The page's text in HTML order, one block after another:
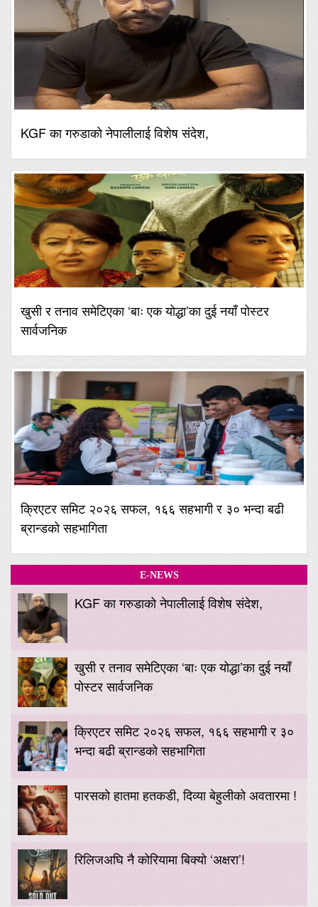
KGF का गरुडाको नेपालीलाई विशेष संदेश,
खुसी र तनाव समेटिएका ‘बाः एक योद्धा’का दुई नयाँ पोस्टर
सार्वजनिक
क्रिएटर समिट २०२६ सफल, १६६ सहभागी र ३० भन्दा बढी
ब्रान्डको सहभागिता
E-NEWS
KGF का गरुडाको नेपालीलाई विशेष संदेश,
खुसी र तनाव समेटिएका ‘बाः एक योद्धा’का दुई नयाँ
पोस्टर सार्वजनिक
क्रिएटर समिट २०२६ सफल, १६६ सहभागी र ३०
भन्दा बढी ब्रान्डको सहभागिता
पारसको हातमा हतकडी, दिव्या बेहुलीको अवतारमा !
रिलिजअघि नै कोरियामा बिक्यो ‘अक्षरा’!